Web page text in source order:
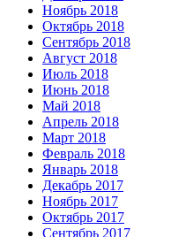
Ноябрь 2018
Октябрь 2018
Сентябрь 2018
Август 2018
Июль 2018
Июнь 2018
Май 2018
Апрель 2018
Март 2018
Февраль 2018
Январь 2018
Декабрь 2017
Ноябрь 2017
Октябрь 2017
Сентябрь 2017